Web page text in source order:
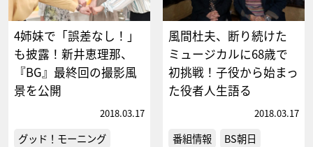
4姉妹で「誤差なし！」
も披露！新井恵理那、
『BG』最終回の撮影風
景を公開
2018.03.17
グッド！モーニング
風間杜夫、断り続けた
ミュージカルに68歳で
初挑戦！子役から始まっ
た役者人生語る
2018.03.17
番組情報 BS朝日